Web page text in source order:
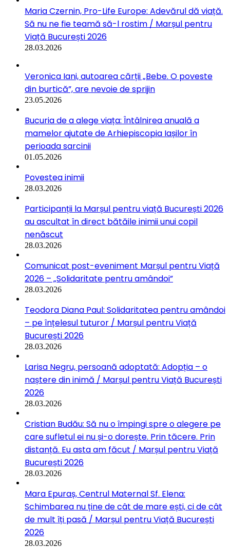
Maria Czernin, Pro-Life Europe: Adevărul dă viață.
Să nu ne fie teamă să-l rostim / Marșul pentru
Viață București 2026
28.03.2026
Veronica Iani, autoarea cărții „Bebe. O poveste
din burtică”, are nevoie de sprijin
23.05.2026
Bucuria de a alege viața: Întâlnirea anuală a
mamelor ajutate de Arhiepiscopia Iașilor în
perioada sarcinii
01.05.2026
Povestea inimii
28.03.2026
Participanții la Marșul pentru viață București 2026
au ascultat în direct bătăile inimii unui copil
nenăscut
28.03.2026
Comunicat post-eveniment Marșul pentru Viață
2026 – „Solidaritate pentru amândoi”
28.03.2026
Teodora Diana Paul: Solidaritatea pentru amândoi
– pe înțelesul tuturor / Marșul pentru Viață
București 2026
28.03.2026
Larisa Negru, persoană adoptată: Adopția – o
naștere din inimă / Marșul pentru Viață București
2026
28.03.2026
Cristian Budău: Să nu o împingi spre o alegere pe
care sufletul ei nu și-o dorește. Prin tăcere. Prin
distanță. Eu asta am făcut / Marșul pentru Viață
București 2026
28.03.2026
Mara Epuraș, Centrul Maternal Sf. Elena:
Schimbarea nu ține de cât de mare ești, ci de cât
de mult îți pasă / Marșul pentru Viață București
2026
28.03.2026